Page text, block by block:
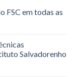
FSC em todas as
Salvadorenho